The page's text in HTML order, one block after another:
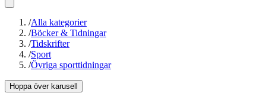
/Alla kategorier
/Böcker & Tidningar
/Tidskrifter
/Sport
/Övriga sporttidningar
Hoppa över karusell